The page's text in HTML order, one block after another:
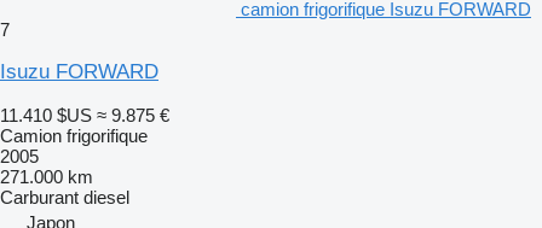
camion frigorifique Isuzu FORWARD
7
Isuzu FORWARD
11.410 $US ≈ 9.875 €
Camion frigorifique
2005
271.000 km
Carburant diesel
Japon